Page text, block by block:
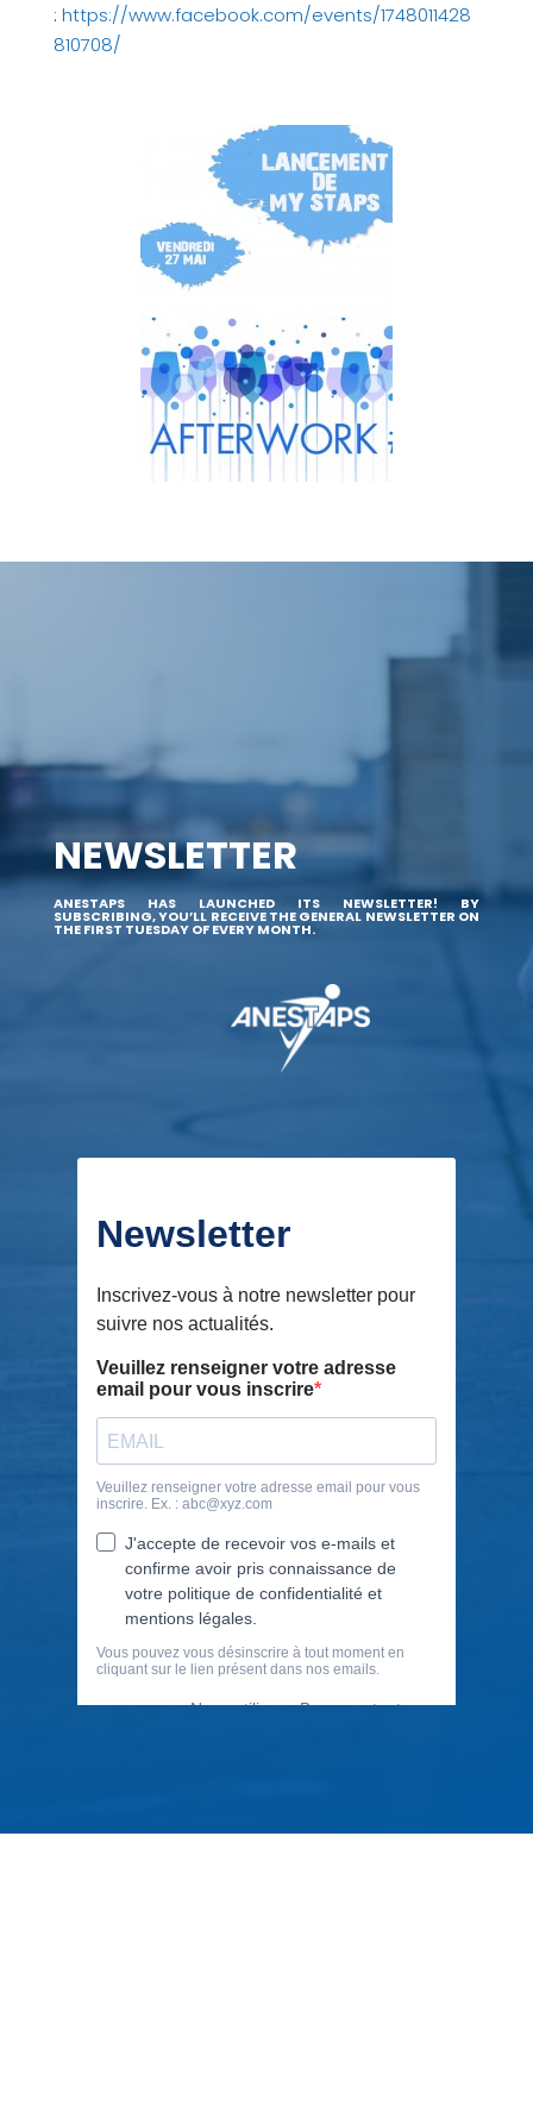
: https://www.facebook.com/events/1748011428
810708/
NEWSLETTER
ANESTAPS HAS LAUNCHED ITS NEWSLETTER! BY
SUBSCRIBING, YOU’LL RECEIVE THE GENERAL NEWSLETTER ON
THE FIRST TUESDAY OF EVERY MONTH.